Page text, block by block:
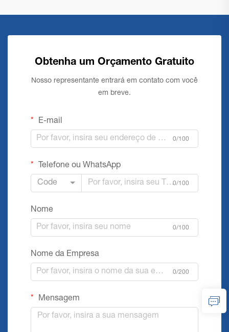
Obtenha um Orçamento Gratuito
Nosso representante entrará em contato com você
em breve.
E-mail
0/100
Telefone ou WhatsApp
Code 0/100
Nome
0/100
Nome da Empresa
0/200
Mensagem